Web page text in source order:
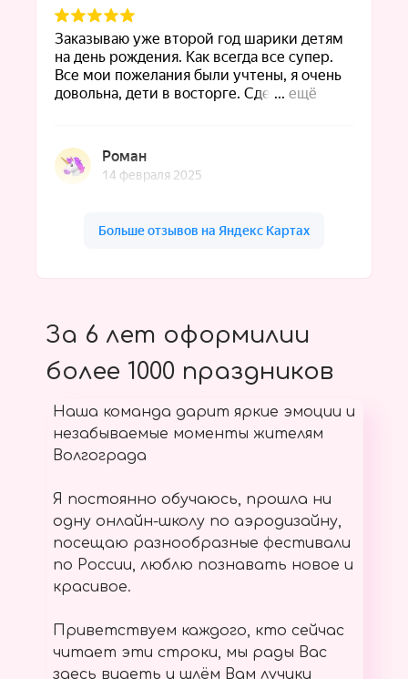
За 6 лет оформилии
более 1000 праздников
Наша команда дарит яркие эмоции и
незабываемые моменты жителям
Волгограда
Я постоянно обучаюсь, прошла ни
одну онлайн-школу по аэродизайну,
посещаю разнообразные фестивали
по России, люблю познавать новое и
красивое.
Приветствуем каждого, кто сейчас
читает эти строки, мы рады Вас
здесь видеть и шлём Вам лучики